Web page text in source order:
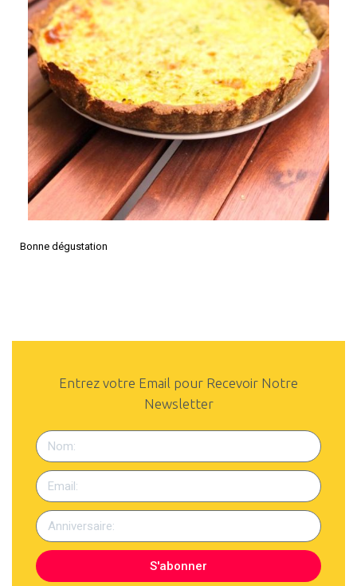
Bonne dégustation
Entrez votre Email pour Recevoir Notre
Newsletter
S'abonner